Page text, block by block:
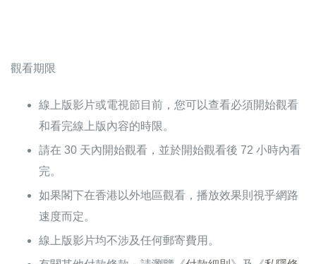
觀看期限
線上版影片或電視節目前，您可以查看必須開始觀看
和看完線上版內容的時限。
請在 30 天內開始觀看，並於開始觀看後 72 小時內看
完。
如果閣下在香港以外地區觀看，播放效果則視乎網路
速度而定。
線上版影片均不涉及任何郵寄費用。